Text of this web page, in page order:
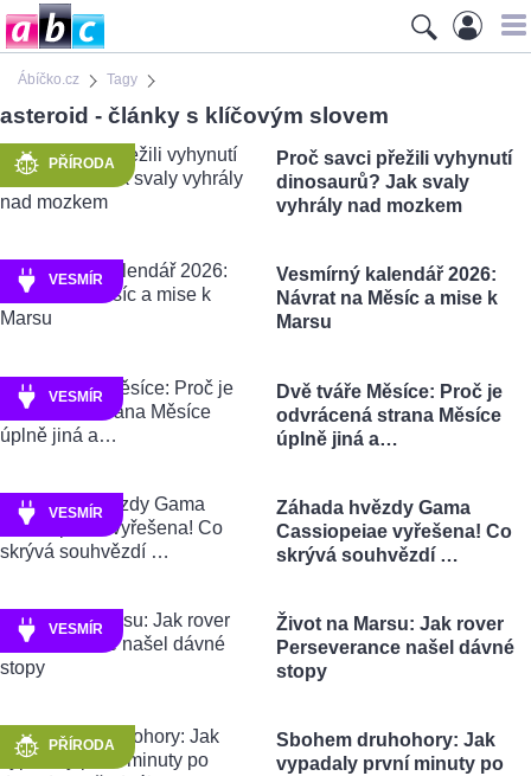
Ábíčko.cz Tagy
asteroid - články s klíčovým slovem
PŘÍRODA
Proč savci přežili vyhynutí
dinosaurů? Jak svaly
vyhrály nad mozkem
VESMÍR
Vesmírný kalendář 2026:
Návrat na Měsíc a mise k
Marsu
VESMÍR
Dvě tváře Měsíce: Proč je
odvrácená strana Měsíce
úplně jiná a…
VESMÍR
Záhada hvězdy Gama
Cassiopeiae vyřešena! Co
skrývá souhvězdí …
VESMÍR
Život na Marsu: Jak rover
Perseverance našel dávné
stopy
PŘÍRODA
Sbohem druhohory: Jak
vypadaly první minuty po